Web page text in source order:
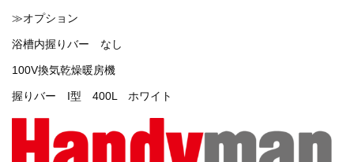
≫オプション
浴槽内握りバー なし
100V換気乾燥暖房機
握りバー I型 400L ホワイト